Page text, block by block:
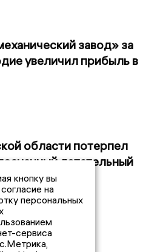
завод» за
увеличил прибыль в
области потерпел
летательный
подал иск к
кнопку вы
на
персональных
сервиса